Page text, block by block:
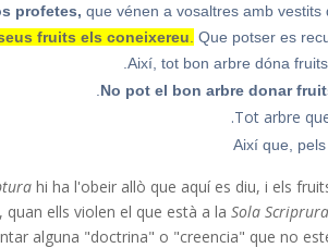
profetes, que vénen a vosaltres amb
fruits els coneixereu Que potser es
Així, tot bon arbre dóna
No pot el bon arbre donar
Tot arbre
.
Així que,
hi ha l'obeir allò que aquí es diu, i els
ells violen el que està a laSola
alguna "doctrina" o "creencia" que no